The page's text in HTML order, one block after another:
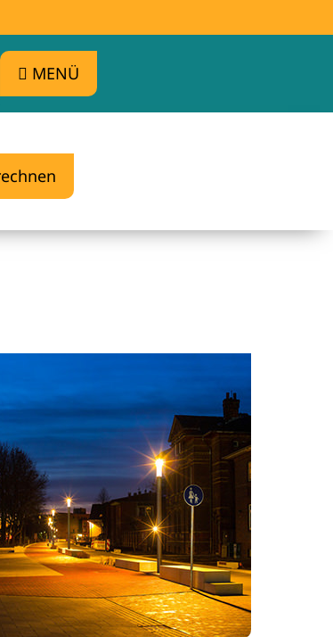
MENÜ